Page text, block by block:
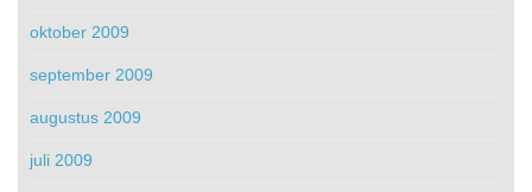
oktober 2009
september 2009
augustus 2009
juli 2009